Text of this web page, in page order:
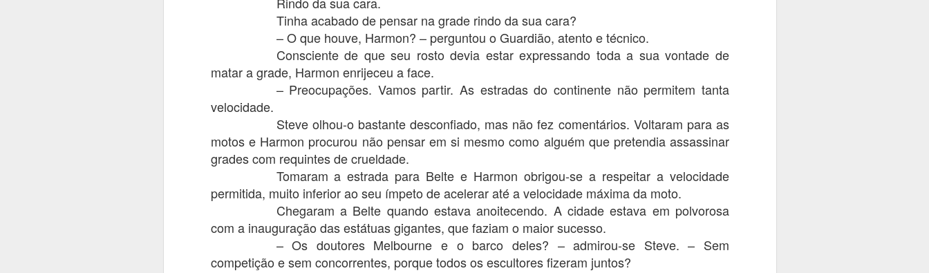
Tinha acabado de pensar na grade rindo da sua cara?
– O que houve, Harmon? – perguntou o Guardião, atento e técnico.
Consciente de que seu rosto devia estar expressando toda a sua vontade de
matar a grade, Harmon enrijeceu a face.
– Preocupações. Vamos partir. As estradas do continente não permitem tanta
velocidade.
Steve olhou-o bastante desconfiado, mas não fez comentários. Voltaram para as
motos e Harmon procurou não pensar em si mesmo como alguém que pretendia assassinar
grades com requintes de crueldade.
Tomaram a estrada para Belte e Harmon obrigou-se a respeitar a velocidade
permitida, muito inferior ao seu ímpeto de acelerar até a velocidade máxima da moto.
Chegaram a Belte quando estava anoitecendo. A cidade estava em polvorosa
com a inauguração das estátuas gigantes, que faziam o maior sucesso.
– Os doutores Melbourne e o barco deles? – admirou-se Steve. – Sem
competição e sem concorrentes, porque todos os escultores fizeram juntos?
Temos ótimas notícias! A primeira fase da revisão está completa. A
próxima etapa é reler o livro 3, Desintegração, e emendar no 4 para ter
certeza de que nada escapou. Aí a revisora quer dar mais uma olhada
final (pelo jeito, o "tempo de gaveta" vale para as revisoras também!), e
então, rumo à Amazon! Esses presentes estão a ponto de acabar.
Beijos e boa leitura!
TODOS ACORDARAM CEDO, apesar da hora em que tinham ido
dormir, e verificaram as notícias.
27
PRESENTE NÚMERO 13
Olá, querida tripulação!
Não tivemos grandes novidades na semana que encerrou, fora correrias
e mais um gripão. Portanto, vamos logo ao presente da semana!
Olá, querida tripulação - versão 2.
Muitíssimo obrigada pelo aviso de que eu havia repostado o texto da
semana passada. Uma vez que, ali em cima, avisei que estava